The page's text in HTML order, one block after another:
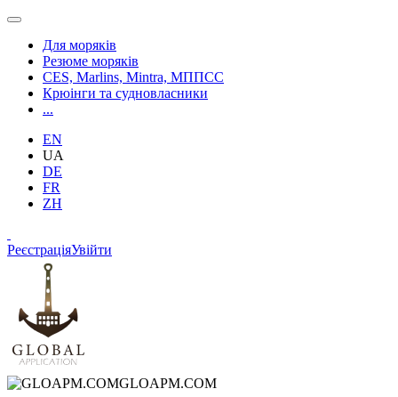
Для моряків
Резюме моряків
CES, Marlins, Mintra, МППСС
Крюінги та судновласники
...
EN
UA
DE
FR
ZH
РеєстраціяУвійти
GLOAPM.COM